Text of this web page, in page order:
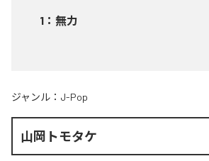
1 ： 無力
ジャンル： J-Pop
山岡トモタケ